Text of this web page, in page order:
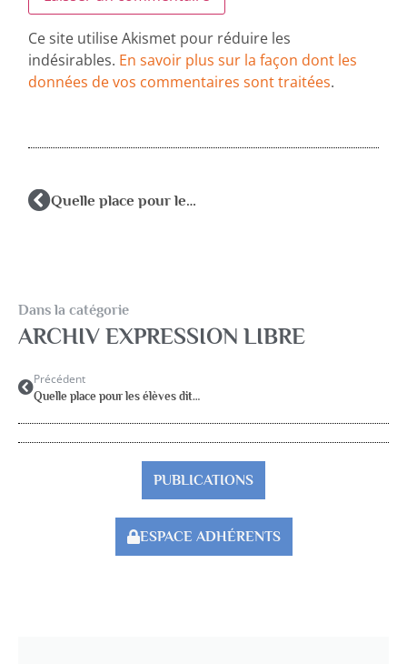
Ce site utilise Akismet pour réduire les
indésirables. En savoir plus sur la façon dont les
données de vos commentaires sont traitées.
Quelle place pour les élèves dits « perturbateurs »
Dans la catégorie
ARCHIV EXPRESSION LIBRE
Précédent
Quelle place pour les élèves dits « perturbateurs »
PUBLICATIONS
ESPACE ADHÉRENTS